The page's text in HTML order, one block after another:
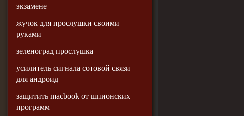
экзамене
жучок для прослушки своими
руками
зеленоград прослушка
усилитель сигнала сотовой связи
для андроид
защитить macbook от шпионских
программ